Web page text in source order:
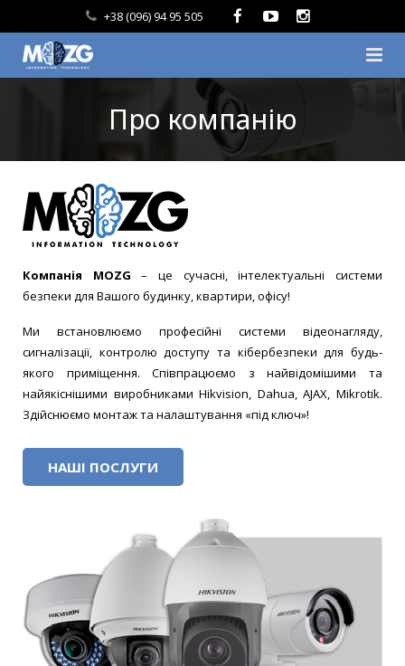
+38 (096) 94 95 505
Наші послуги
Купити систему
Відгуки
Контакти
Про компанію
Компанія MOZG – це сучасні, інтелектуальні системи
безпеки для Вашого будинку, квартири, офісу!
Ми встановлюємо професійні системи відеонагляду,
сигналізації, контролю доступу та кібербезпеки для будь-
якого приміщення. Співпрацюємо з найвідомішими та
найякіснішими виробниками Hikvision, Dahua, AJAX, Mikrotik.
Здійснюємо монтаж та налаштування «під ключ»!
НАШІ ПОСЛУГИ